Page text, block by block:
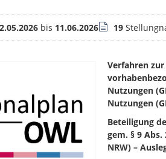
bis 11.06.2026Stellungnahmen
19
Verfahren zur
Nutzungen
Nutzungen
Beteiligung
gem. § 9 Abs.
NRW) –